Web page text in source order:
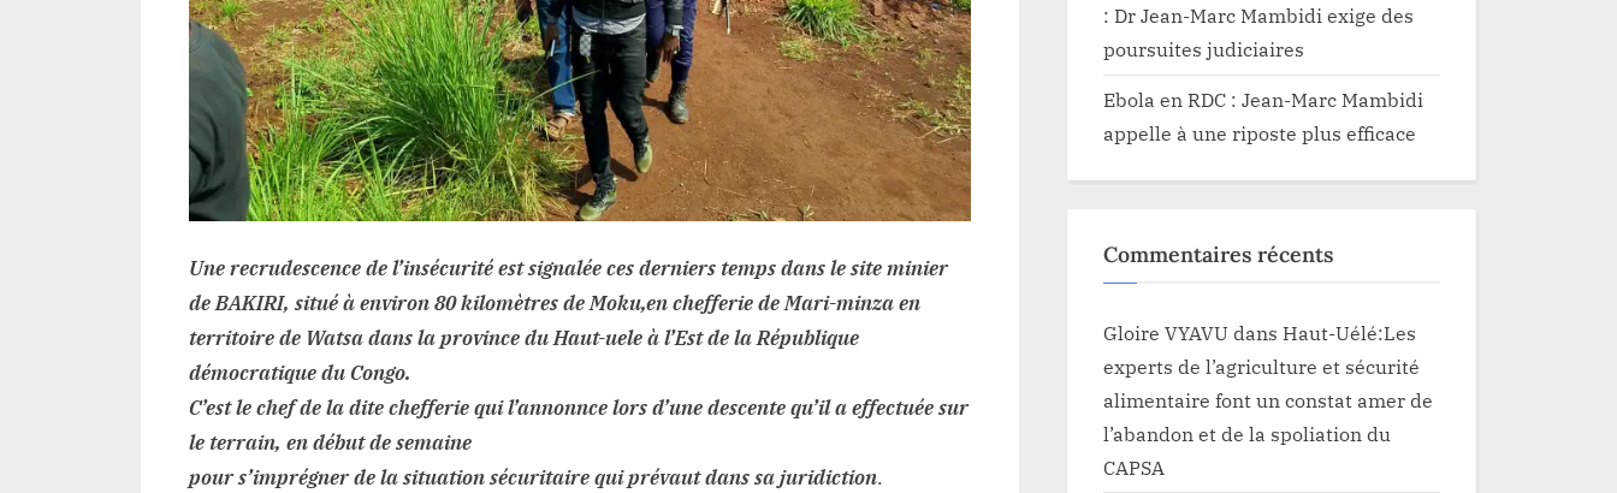
Une recrudescence de l’insécurité est signalée ces derniers temps dans le site minier
de BAKIRI, situé à environ 80 kilomètres de Moku,en chefferie de Mari-minza en
territoire de Watsa dans la province du Haut-uele à l’Est de la République
démocratique du Congo.
C’est le chef de la dite chefferie qui l’annonnce lors d’une descente qu’il a effectuée sur
le terrain, en début de semaine
pour s’imprégner de la situation sécuritaire qui prévaut dans sa juridiction.
: Dr Jean-Marc Mambidi exige des
poursuites judiciaires
Ebola en RDC : Jean-Marc Mambidi
appelle à une riposte plus efficace
Commentaires récents
Gloire VYAVU dans Haut-Uélé:Les
experts de l’agriculture et sécurité
alimentaire font un constat amer de
l’abandon et de la spoliation du
CAPSA